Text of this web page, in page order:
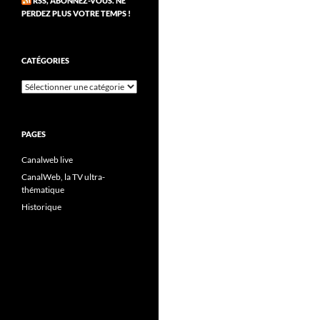
PERDEZ PLUS VOTRE TEMPS !
CATÉGORIES
Catégories
PAGES
Canalweb live
CanalWeb, la TV ultra-
thématique
Historique